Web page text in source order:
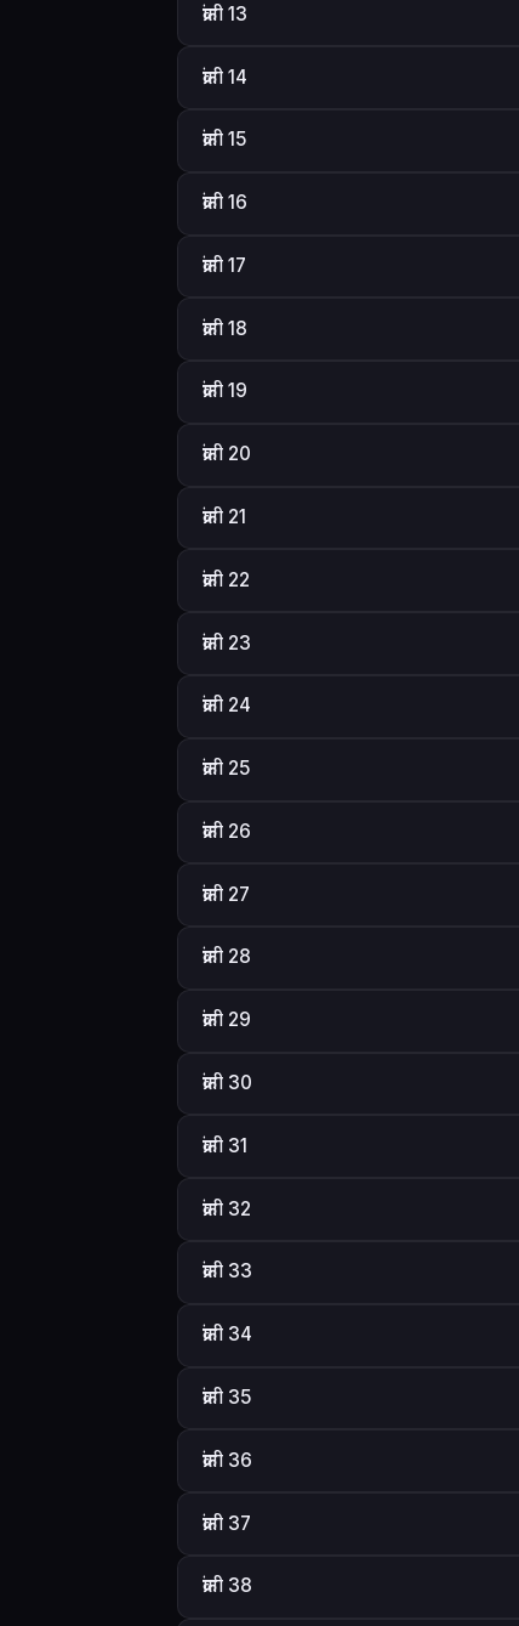
क्रांती 13
क्रांती 14
क्रांती 15
क्रांती 16
क्रांती 17
क्रांती 18
क्रांती 19
क्रांती 20
क्रांती 21
क्रांती 22
क्रांती 23
क्रांती 24
क्रांती 25
क्रांती 26
क्रांती 27
क्रांती 28
क्रांती 29
क्रांती 30
क्रांती 31
क्रांती 32
क्रांती 33
क्रांती 34
क्रांती 35
क्रांती 36
क्रांती 37
क्रांती 38